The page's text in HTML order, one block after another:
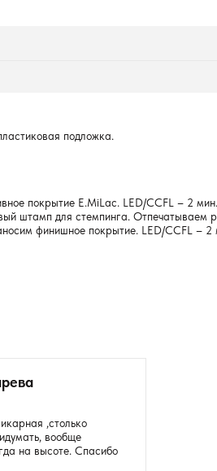
подложка.
покрытие E.MiLac. LED/CCFL – 2
штамп для стемпинга. Отпечатываем
финишное покрытие. LED/CCFL – 2
,столько
вообще
на высоте. Спасибо